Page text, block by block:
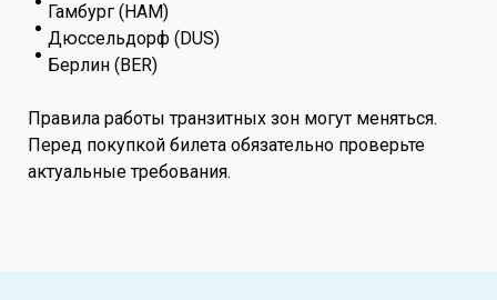
Гамбург (HAM)
Дюссельдорф (DUS)
Берлин (BER)
Правила работы транзитных зон могут меняться.
Перед покупкой билета обязательно проверьте
актуальные требования.